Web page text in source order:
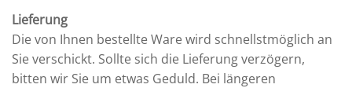
Lieferung
Die von Ihnen bestellte Ware wird schnellstmöglich an
Sie verschickt. Sollte sich die Lieferung verzögern,
bitten wir Sie um etwas Geduld. Bei längeren